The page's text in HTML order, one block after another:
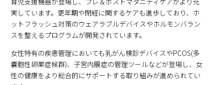
実しています。更年期や閉経に関するケアも進歩しており、ホ
ットフラッシュ対策のウェアラブルデバイスやホルモンバラン
スを整えるプログラムが開発されています。
女性特有の疾患管理においても乳がん検診デバイスやPCOS(多
嚢胞性卵巣症候群)、子宮内膜症の管理ツールなどが登場し、女
性の健康をより総合的にサポートする取り組みが進められてい